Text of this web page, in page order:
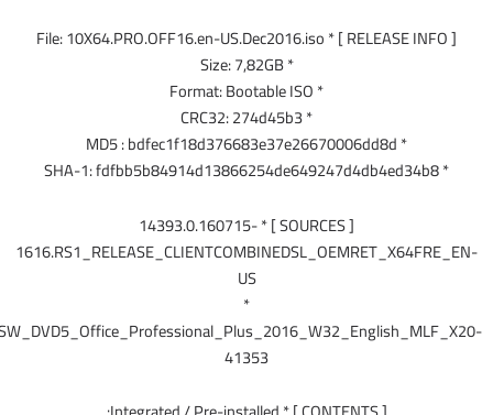
[ RELEASE INFO ] * File: 10X64.PRO.OFF16.en-US.Dec2016.iso
* Size: 7,82GB
* Format: Bootable ISO
* CRC32: 274d45b3
* MD5 : bdfec1f18d376683e37e26670006dd8d
* SHA-1: fdfbb5b84914d13866254de649247d4db4ed34b8
[ SOURCES ] * 14393.0.160715-
1616.RS1_RELEASE_CLIENTCOMBINEDSL_OEMRET_X64FRE_EN-
US
*
SW_DVD5_Office_Professional_Plus_2016_W32_English_MLF_X20-
41353